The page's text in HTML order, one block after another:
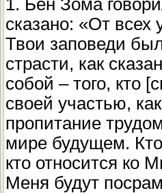
1. Бен Зома
сказано: «От
Твои заповеди
страсти, как
собой – того, кто
своей участью,
пропитание
мире будущем.
кто относится ко
Меня будут